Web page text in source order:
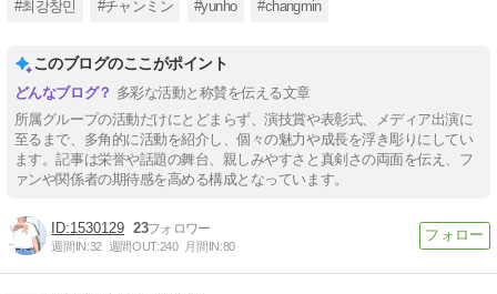
#최강창민 #チャンミン #yunho #changmin
このブログのここがポイント
多彩な活動と称賛を伝える文章
所属グループの活動だけにとどまらず、演技賞や表彰式、メディア出演に
至るまで、多角的に活動を紹介し、個々の魅力や成長を浮き彫りにしてい
ます。記事は栄誉や話題の舞台、親しみやすさと真剣さの両面を伝え、フ
ァンや関係者の期待感を高める構成となっています。
1530129 23
週間IN:32 週間OUT:240 月間IN:80